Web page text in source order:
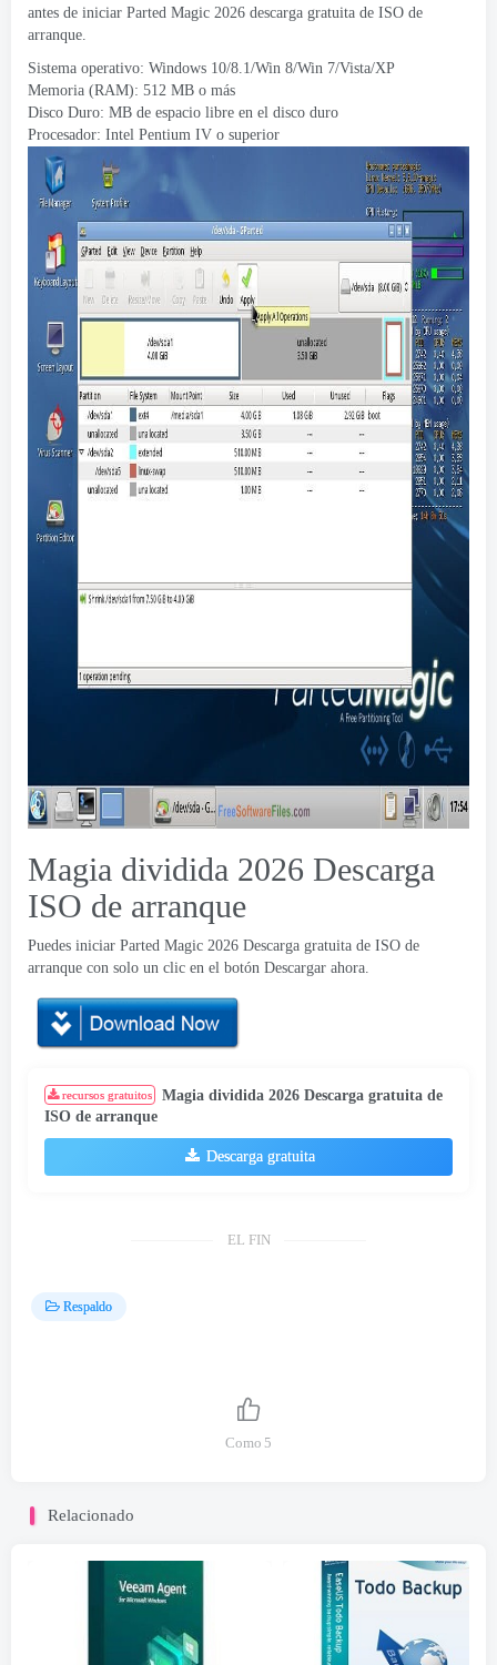
antes de iniciar Parted Magic 2026 descarga gratuita de ISO de
arranque.
Sistema operativo: Windows 10/8.1/Win 8/Win 7/Vista/XP
Memoria (RAM): 512 MB o más
Disco Duro: MB de espacio libre en el disco duro
Procesador: Intel Pentium IV o superior
Magia dividida 2026 Descarga
ISO de arranque
Puedes iniciar Parted Magic 2026 Descarga gratuita de ISO de
arranque con solo un clic en el botón Descargar ahora.
recursos gratuitos
Magia dividida 2026 Descarga gratuita de
ISO de arranque
Descarga gratuita
EL FIN
Respaldo
Como 5
Relacionado